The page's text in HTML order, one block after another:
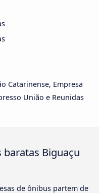
Catarinense, Empresa
União e Reunidas
baratas Biguaçu
de ônibus partem de